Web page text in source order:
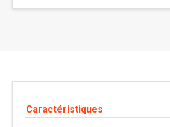
Caractéristiques